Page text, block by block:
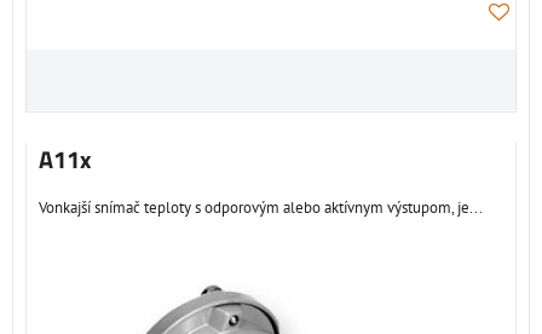
A11x
Vonkajší snímač teploty s odporovým alebo aktívnym výstupom, je...